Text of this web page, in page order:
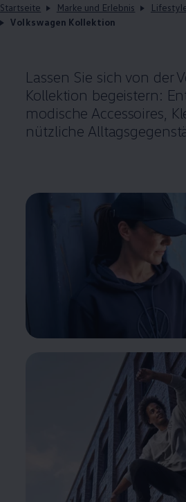
Startseite Marke und Erlebnis
Volkswagen Kollektion
Lassen Sie sich von der
Kollektion begeistern:
modische Accessoires,
nützliche